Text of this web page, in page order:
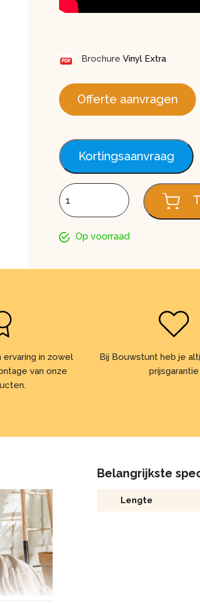
Brochure Vinyl Extra
Offerte aanvragen
Kortingsaanvraag
Dubbel rabat FS202 Classic
Op voorraad
ervaring in zowel
van onze
Bij Bouwstunt heb je
prijsgarantie
Belangrijkste
Lengte